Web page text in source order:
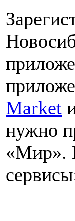
Market
нужно
«Мир».